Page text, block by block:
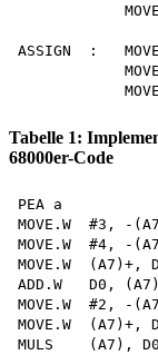
ASSIGN  :
Tabelle 1:
68000er-Code
PEA a
MOVE.W  #3, -
MOVE.W  #4, -
MOVE.W
ADD.W   D0, (A7)
MOVE.W  #2, -
MOVE.W
MULS    (A7), D0